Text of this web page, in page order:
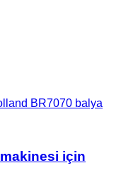
BR7070 balya
için